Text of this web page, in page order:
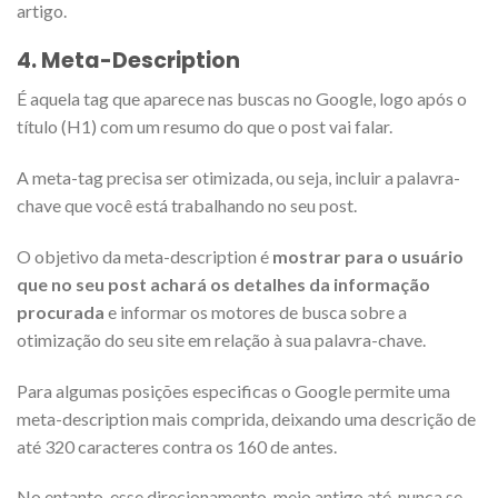
artigo.
4. Meta-Description
É aquela tag que aparece nas buscas no Google, logo após o
título (H1) com um resumo do que o post vai falar.
A meta-tag precisa ser otimizada, ou seja, incluir a palavra-
chave que você está trabalhando no seu post.
O objetivo da meta-description é mostrar para o usuário
que no seu post achará os detalhes da informação
procurada e informar os motores de busca sobre a
otimização do seu site em relação à sua palavra-chave.
Para algumas posições especificas o Google permite uma
meta-description mais comprida, deixando uma descrição de
até 320 caracteres contra os 160 de antes.